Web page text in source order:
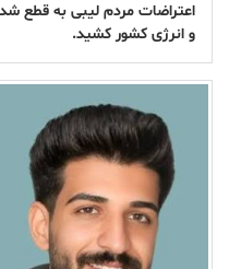
اعتراضات مردم لیبی به
و انرژی کشور کشید.